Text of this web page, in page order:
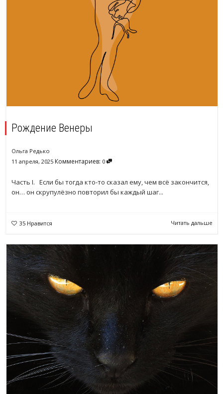
Рождение Венеры
Ольга Редько
11 апреля, 2025 Комментариев: 0
Часть I. Если бы тогда кто-то сказал ему, чем всё закончится,
он… он скрупулёзно повторил бы каждый шаг...
35 Нравится Читать дальше